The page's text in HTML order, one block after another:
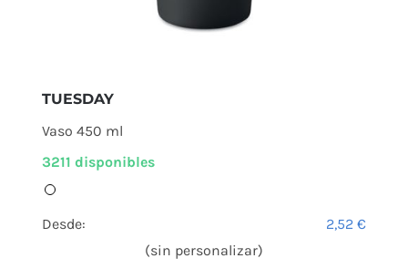
TUESDAY
Vaso 450 ml
3211 disponibles
Desde: 2,52€
(sin personalizar)